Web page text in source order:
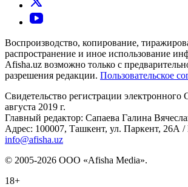
Воспроизводство, копирование,
распространение и иное использование
Afisha.uz возможно только с
разрешения редакции. Пользовательское
Свидетельство регистрации
августа 2019 г.
Главный редактор: Сапаева Галина
Адрес: 100007, Ташкент, ул. Паркент, 26А /
info@afisha.uz
© 2005-2026 ООО «Afisha Media».
18+